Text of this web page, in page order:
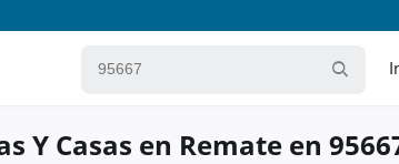
Y Casas en Remate en